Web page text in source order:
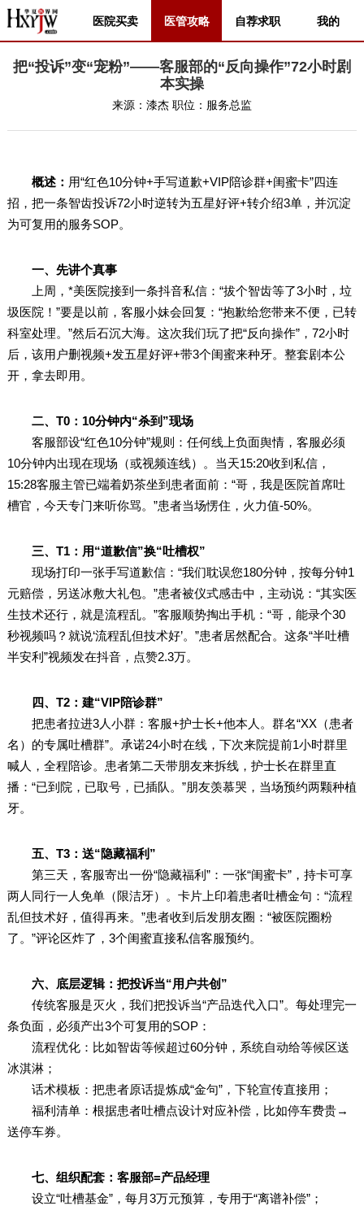
医院买卖 医管攻略 自荐求职 我的
把“投诉”变“宠粉”——客服部的“反向操作”72小时剧
本实操
来源： 漆杰 职位： 服务总监
概述： 用“红色10分钟+手写道歉+VIP陪诊群+闺蜜卡”四连
招，把一条智齿投诉72小时逆转为五星好评+转介绍3单，并沉淀
为可复用的服务SOP。
一、先讲个真事
上周，*美医院接到一条抖音私信：“拔个智齿等了3小时，垃
圾医院！”要是以前，客服小妹会回复：“抱歉给您带来不便，已转
科室处理。”然后石沉大海。这次我们玩了把“反向操作”，72小时
后，该用户删视频+发五星好评+带3个闺蜜来种牙。整套剧本公
开，拿去即用。
二、T0：10分钟内“杀到”现场
客服部设“红色10分钟”规则：任何线上负面舆情，客服必须
10分钟内出现在现场（或视频连线）。当天15:20收到私信，
15:28客服主管已端着奶茶坐到患者面前：“哥，我是医院首席吐
槽官，今天专门来听你骂。”患者当场愣住，火力值-50%。
三、T1：用“道歉信”换“吐槽权”
现场打印一张手写道歉信：“我们耽误您180分钟，按每分钟1
元赔偿，另送冰敷大礼包。”患者被仪式感击中，主动说：“其实医
生技术还行，就是流程乱。”客服顺势掏出手机：“哥，能录个30
秒视频吗？就说‘流程乱但技术好’。”患者居然配合。这条“半吐槽
半安利”视频发在抖音，点赞2.3万。
四、T2：建“VIP陪诊群”
把患者拉进3人小群：客服+护士长+他本人。群名“XX（患者
名）的专属吐槽群”。承诺24小时在线，下次来院提前1小时群里
喊人，全程陪诊。患者第二天带朋友来拆线，护士长在群里直
播：“已到院，已取号，已插队。”朋友羡慕哭，当场预约两颗种植
牙。
五、T3：送“隐藏福利”
第三天，客服寄出一份“隐藏福利”：一张“闺蜜卡”，持卡可享
两人同行一人免单（限洁牙）。卡片上印着患者吐槽金句：“流程
乱但技术好，值得再来。”患者收到后发朋友圈：“被医院圈粉
了。”评论区炸了，3个闺蜜直接私信客服预约。
六、底层逻辑：把投诉当“用户共创”
传统客服是灭火，我们把投诉当“产品迭代入口”。每处理完一
条负面，必须产出3个可复用的SOP：
流程优化：比如智齿等候超过60分钟，系统自动给等候区送
冰淇淋；
话术模板：把患者原话提炼成“金句”，下轮宣传直接用；
福利清单：根据患者吐槽点设计对应补偿，比如停车费贵→
送停车券。
七、组织配套：客服部=产品经理
设立“吐槽基金”，每月3万元预算，专用于“离谱补偿”；